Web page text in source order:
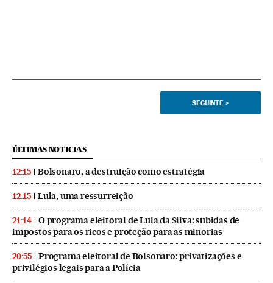
SEGUINTE >
ÚLTIMAS NOTICIAS
12:15 Bolsonaro, a destruição como estratégia
12:15 Lula, uma ressurreição
21:14
O programa eleitoral de Lula da Silva: subidas de
impostos para os ricos e proteção para as minorias
20:55
Programa eleitoral de Bolsonaro: privatizações e
privilégios legais para a Polícia